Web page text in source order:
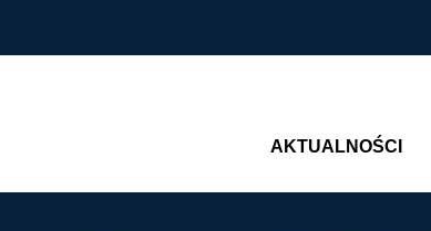
Main navigation
AKTUALNOŚCI